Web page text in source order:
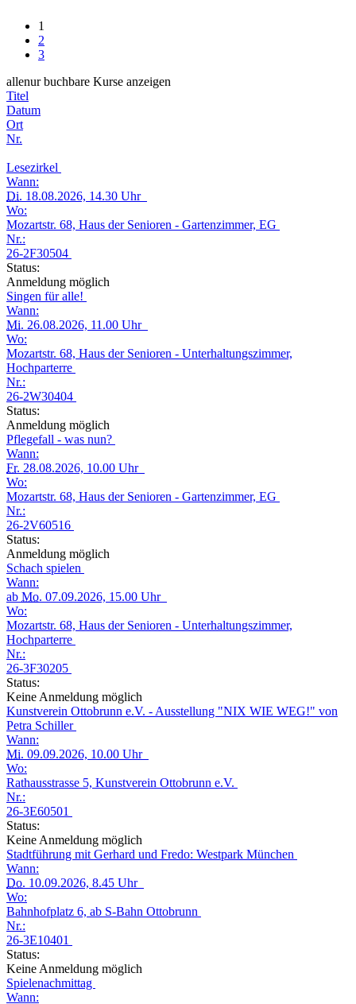
1
2
3
allenur buchbare Kurse anzeigen
Titel
Datum
Ort
Nr.
Lesezirkel
Wann:
Di. 18.08.2026, 14.30 Uhr
Wo:
Mozartstr. 68, Haus der Senioren - Gartenzimmer, EG
Nr.:
26-2F30504
Status:
Anmeldung möglich
Singen für alle!
Wann:
Mi. 26.08.2026, 11.00 Uhr
Wo:
Mozartstr. 68, Haus der Senioren - Unterhaltungszimmer,
Hochparterre
Nr.:
26-2W30404
Status:
Anmeldung möglich
Pflegefall - was nun?
Wann:
Fr. 28.08.2026, 10.00 Uhr
Wo:
Mozartstr. 68, Haus der Senioren - Gartenzimmer, EG
Nr.:
26-2V60516
Status:
Anmeldung möglich
Schach spielen
Wann:
ab Mo. 07.09.2026, 15.00 Uhr
Wo:
Mozartstr. 68, Haus der Senioren - Unterhaltungszimmer,
Hochparterre
Nr.:
26-3F30205
Status:
Keine Anmeldung möglich
Kunstverein Ottobrunn e.V. - Ausstellung "NIX WIE WEG!" von
Petra Schiller
Wann:
Mi. 09.09.2026, 10.00 Uhr
Wo:
Rathausstrasse 5, Kunstverein Ottobrunn e.V.
Nr.:
26-3E60501
Status:
Keine Anmeldung möglich
Stadtführung mit Gerhard und Fredo: Westpark München
Wann:
Do. 10.09.2026, 8.45 Uhr
Wo:
Bahnhofplatz 6, ab S-Bahn Ottobrunn
Nr.:
26-3E10401
Status:
Keine Anmeldung möglich
Spielenachmittag
Wann: